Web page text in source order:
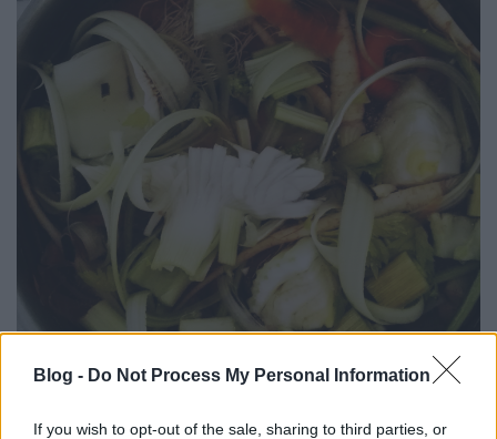
Blog - Do Not Process My Personal Information
If you wish to opt-out of the sale, sharing to third parties, or